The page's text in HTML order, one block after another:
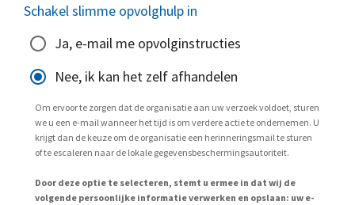
Schakel slimme opvolghulp in
Ja, e-mail me opvolginstructies
Nee, ik kan het zelf afhandelen
Om ervoor te zorgen dat de organisatie aan uw verzoek voldoet, sturen
we u een e-mail wanneer het tijd is om verdere actie te ondernemen. U
krijgt dan de keuze om de organisatie een herinneringsmail te sturen
of te escaleren naar de lokale gegevensbeschermingsautoriteit.
Door deze optie te selecteren, stemt u ermee in dat wij de
volgende persoonlijke informatie verwerken en opslaan: uw e-